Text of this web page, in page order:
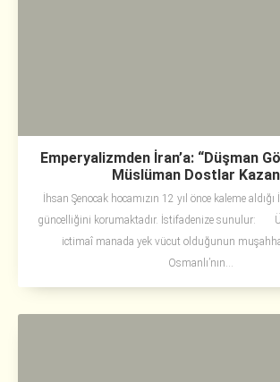
Emperyalizmden İran’a: “Düşman
Müslüman Dostlar
İhsan Şenocak hocamızın 12 yıl önce kaleme
güncelliğini korumaktadır. İstifadenize sunulur:
ictimaî manada yek vücut olduğunun
Osmanlı’nın...